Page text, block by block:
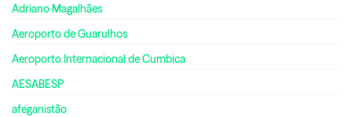
Adriano Magalhães
Aeroporto de Guarulhos
Aeroporto Internacional de Cumbica
AESABESP
afeganistão